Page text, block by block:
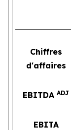
Chiffres
d'affaires
EBITDA ADJ
EBITA